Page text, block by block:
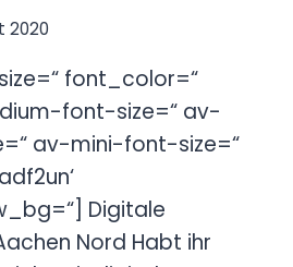
2020
font_color=“
font-size=“ av-
av-mini-font-size=“
Digitale
Nord Habt ihr